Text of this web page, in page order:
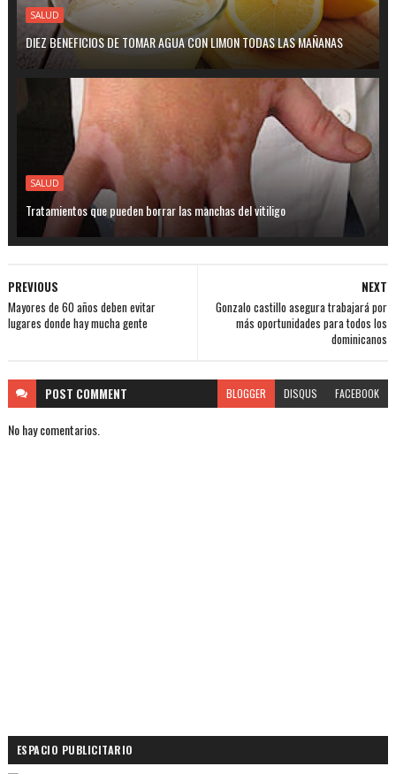
SALUD
DIEZ BENEFICIOS DE TOMAR AGUA CON LIMON TODAS LAS MAÑANAS
SALUD
Tratamientos que pueden borrar las manchas del vitiligo
NEXT
Gonzalo castillo asegura trabajará por
más oportunidades para todos los
dominicanos
PREVIOUS
Mayores de 60 años deben evitar
lugares donde hay mucha gente
POST COMMENT BLOGGER DISQUS FACEBOOK
No hay comentarios.
ESPACIO PUBLICITARIO